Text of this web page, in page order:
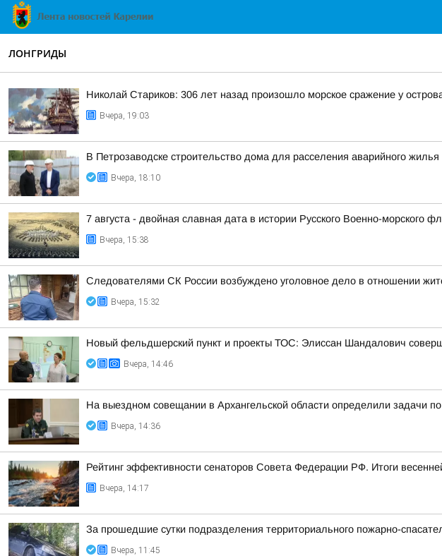
ЛОНГРИДЫ
Николай Стариков: 306 лет назад произошло морское сражение у
Вчера, 19:03
В Петрозаводске строительство дома для расселения аварийного жилья
Вчера, 18:10
7 августа - двойная славная дата в истории Русского Военно-морского
Вчера, 15:38
Следователями СК России возбуждено уголовное дело в отношении
Вчера, 15:32
Новый фельдшерский пункт и проекты ТОС: Элиссан Шандалович
Вчера, 14:46
На выездном совещании в Архангельской области определили задачи
Вчера, 14:36
Рейтинг эффективности сенаторов Совета Федерации РФ. Итоги
Вчера, 14:17
За прошедшие сутки подразделения территориального пожарно-
Вчера, 11:45